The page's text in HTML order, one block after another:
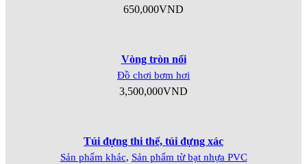
650,000VND
Vòng tròn nổi
Đồ chơi bơm hơi
3,500,000VND
Túi đựng thi thể, túi đựng xác
Sản phẩm khác, Sản phẩm từ bạt nhựa PVC